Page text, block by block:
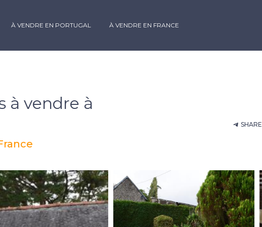
À VENDRE EN PORTUGAL À VENDRE EN FRANCE
à vendre à
SHARE